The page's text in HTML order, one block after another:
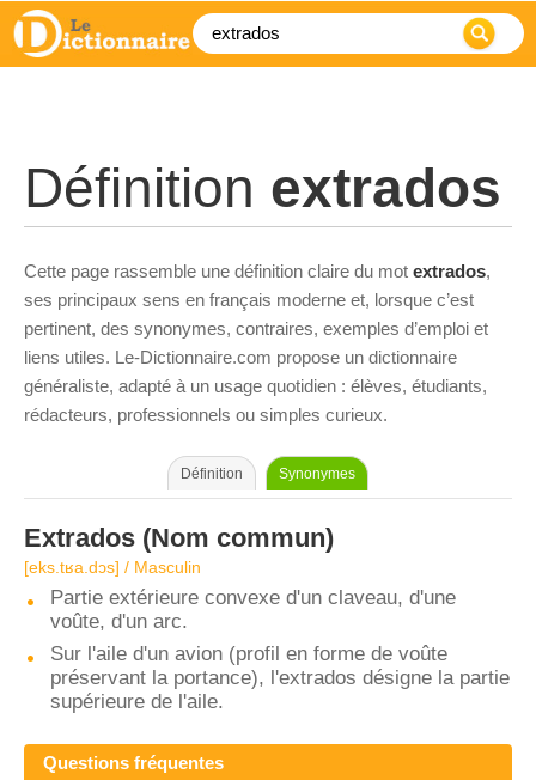
Définition extrados
Cette page rassemble une définition claire du mot extrados,
ses principaux sens en français moderne et, lorsque c’est
pertinent, des synonymes, contraires, exemples d’emploi et
liens utiles. Le-Dictionnaire.com propose un dictionnaire
généraliste, adapté à un usage quotidien : élèves, étudiants,
rédacteurs, professionnels ou simples curieux.
Définition Synonymes
Extrados (Nom commun)
[eks.tʁa.dɔs] / Masculin
Partie extérieure convexe d'un claveau, d'une
voûte, d'un arc.
Sur l'aile d'un avion (profil en forme de voûte
préservant la portance), l'extrados désigne la partie
supérieure de l'aile.
Questions fréquentes